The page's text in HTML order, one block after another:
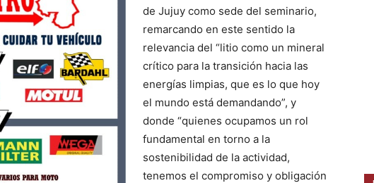
de Jujuy como sede del seminario,
remarcando en este sentido la
relevancia del “litio como un mineral
crítico para la transición hacia las
energías limpias, que es lo que hoy
el mundo está demandando”, y
donde “quienes ocupamos un rol
fundamental en torno a la
sostenibilidad de la actividad,
tenemos el compromiso y obligación